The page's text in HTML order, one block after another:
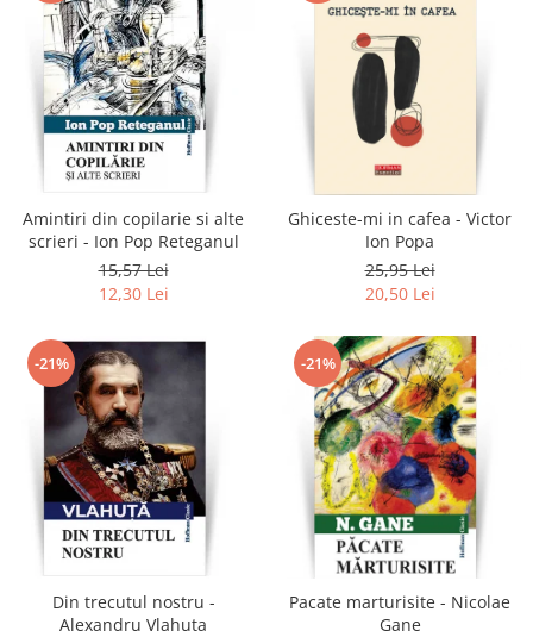
Amintiri din copilarie si alte
scrieri - Ion Pop Reteganul
15,57 Lei
12,30 Lei
Ghiceste-mi in cafea - Victor
Ion Popa
25,95 Lei
20,50 Lei
-21%
Din trecutul nostru -
Alexandru Vlahuta
-21%
Pacate marturisite - Nicolae
Gane